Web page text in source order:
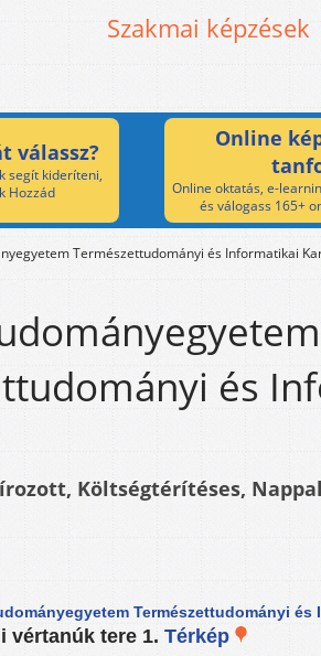
Szakmai képzések
válassz?
segít kideríteni,
Hozzád
Online
Online oktatás, e-
és válogass 165+
Természettudományi és Informatikai
és
Költségtérítéses,
Természettudományi és
vértanúk tere 1. Térkép